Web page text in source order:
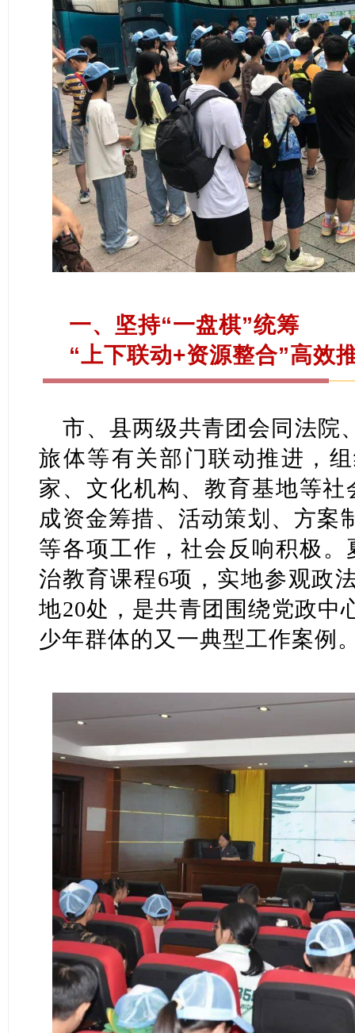
一、坚持“一盘棋”统筹
“上下联动+资源整合”高效
市、县两级共青团会同法院
旅体等有关部门联动推进，
家、文化机构、教育基地等
成资金筹措、活动策划、方案
等各项工作，社会反响积极
治教育课程6项，实地参观政
地20处，是共青团围绕党政中
少年群体的又一典型工作案例